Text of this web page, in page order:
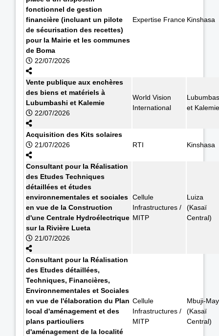
fonctionnel de gestion
financière (incluant un pilote
de sécurisation des recettes)
pour la Mairie et les communes
de Boma
22/07/2026
Expertise France Kinshasa
Vente publique aux enchères
des biens et matériels à
Lubumbashi et Kalemie
22/07/2026
World Vision
International
et Kalemie
Acquisition des Kits solaires
21/07/2026
RTI Kinshasa
Consultant pour la Réalisation
des Etudes Techniques
détaillées et études
environnementales et sociales
en vue de la Construction
d'une Centrale Hydroélectrique
sur la Rivière Lueta
21/07/2026
Cellule
Infrastructures /
MITP
Luiza
(Kasaï
Central)
Consultant pour la Réalisation
des Etudes détaillées,
Techniques, Financières,
Environnementales et Sociales
en vue de l'élaboration du Plan
local d'aménagement et des
plans particuliers
d'aménagement de la localité
Cellule
Infrastructures /
MITP
Mbuji-
(Kasaï
Central)